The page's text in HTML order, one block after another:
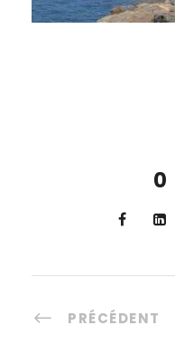
0
PRÉCÉDENT